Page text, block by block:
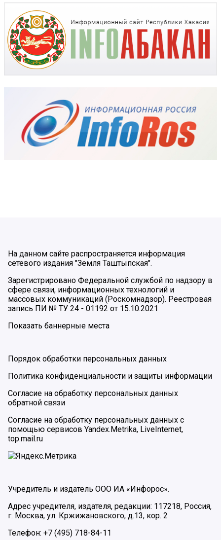
На данном сайте распространяется информация
сетевого издания "Земля Таштыпская".
Зарегистрировано Федеральной службой по надзору в
сфере связи, информационных технологий и
массовых коммуникаций (Роскомнадзор). Реестровая
запись ПИ № ТУ 24 - 01192 от 15.10.2021
Показать баннерные места
Порядок обработки персональных данных
Политика конфиденциальности и защиты информации
Согласие на обработку персональных данных
обратной связи
Согласие на обработку персональных данных с
помощью сервисов Yandex.Metrika, LiveInternet,
top.mail.ru
Учредитель и издатель ООО ИА «Инфорос».
Адрес учредителя, издателя, редакции: 117218, Россия,
г. Москва, ул. Кржижановского, д.13, кор. 2
Телефон: +7 (495) 718-84-11